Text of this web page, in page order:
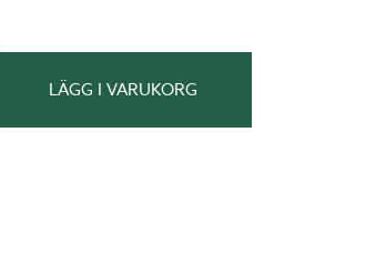
LÄGG I VARUKORG